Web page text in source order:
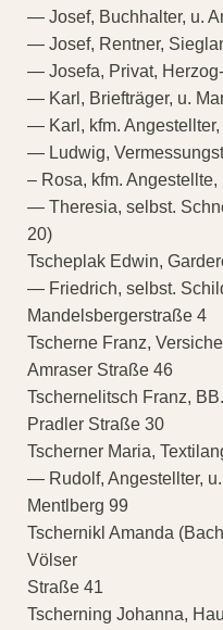
— Josef, Buchhalter, u.
— Josef, Rentner,
— Josefa, Privat,
— Karl, Briefträger, u.
— Karl, kfm. Angestellter,
— Ludwig,
– Rosa, kfm.
— Theresia, selbst.
20)
Tscheplak Edwin,
— Friedrich, selbst.
Mandelsbergerstraße 4
Tscherne Franz,
Amraser Straße 46
Tschernelitsch Franz,
Pradler Straße 30
Tscherner Maria,
— Rudolf, Angestellter,
Mentlberg 99
Tschernikl Amanda
Völser
Straße 41
Tscherning Johanna,